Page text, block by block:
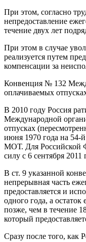
При этом, согласно
непредоставление
течение двух лет
При этом в случае
реализуется путем
компенсации за
Конвенция № 132
оплачиваемых
В 2010 году Россия
Международной
отпусках
июня 1970 года на 54-
МОТ. Для Российской
силу с 6 сентября 2011
В ст. 9 указанной
непрерывная часть
предоставляется и
одного года, а
позже, чем в течение
который
Сразу после того, как